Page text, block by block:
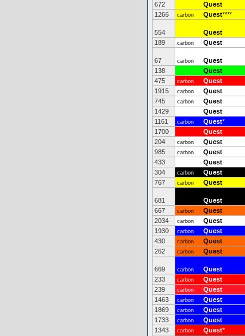
672 Quest
1266
carbon Quest****
554 Quest
189
carbon Quest
67 carbon Quest
138
Quest
475
carbon Quest
1915
carbon Quest
745
carbon Quest
1429
Quest
1161
carbon Quest*
1700
Quest
204
carbon Quest
985
carbon Quest
433
Quest
304
carbon Quest
767
carbon Quest
681 Quest
667
carbon Quest
2034
carbon Quest
1930
carbon Quest
430
carbon Quest
262
carbon Quest
669 carbon Quest
233
carbon Quest
239
carbon Quest
1463
carbon Quest
1869
carbon Quest
1733
carbon Quest
1343
carbon Quest*